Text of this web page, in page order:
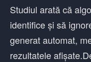
Studiul arată că
identifice și să
generat automat,
rezultatele